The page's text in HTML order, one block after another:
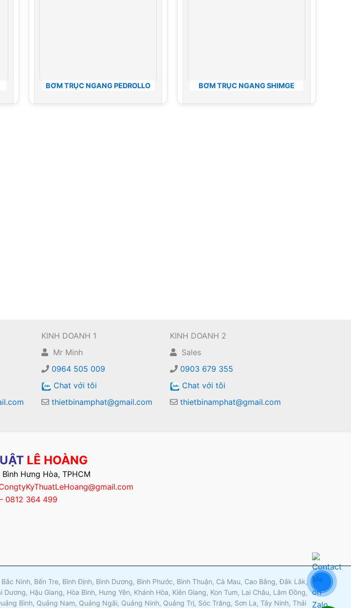
BƠM TRỤC NGANG PEDROLLO BƠM TRỤC NGANG SHIMGE
KINH DOANH 1
Mr Minh
0964 505 009
Chat với tôi
thietbinamphat@gmail.com
KINH DOANH 2
Sales
0903 679 355
Chat với tôi
thietbinamphat@gmail.com
LÊ HOÀNG
Hưng Hòa, TPHCM
0812 364 499
Ninh, Bến Tre, Bình Định, Bình Dương, Bình Phước, Bình Thuận, Cà Mau, Cao Bằng, Đắk Lắk,
Hậu Giang, Hòa Bình, Hưng Yên, Khánh Hòa, Kiên Giang, Kon Tum, Lai Châu, Lâm Đồng,
Bình, Quảng Nam, Quảng Ngãi, Quảng Ninh, Quảng Trị, Sóc Trăng, Sơn La, Tây Ninh, Thái